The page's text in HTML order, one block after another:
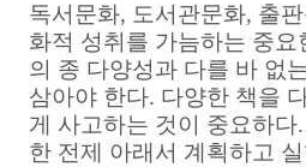
독서문화, 도서관문화, 출
화적 성취를 가늠하는 중
의 종 다양성과 다를 바 없
삼아야 한다. 다양한 책을
게 사고하는 것이 중요하다
한 전제 아래서 계획하고